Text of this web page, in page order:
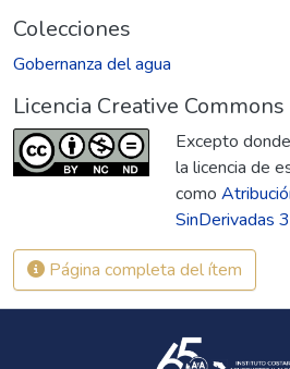
Colecciones
Gobernanza del agua
Licencia Creative Commons
Excepto
la licencia de
como
SinDerivadas
Página completa del ítem